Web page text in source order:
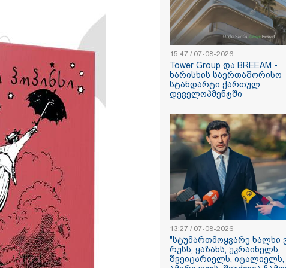
თბილისი - ბუდაპეშტი
1328.20 ლარიდან
თბილისი - რომი 894.40
"საიდან იცის, მან
სინამდვილეში რა
ხდებოდა... აფხაზეთის
ომში თუ არ ვცდები
სამჯერ არის ნამყოფი,
არც ერთხელ 10 დღეს არ
რუსს,
15:47 / 07-08-2026
Tower Group და BREEAM -
ხარისხის საერთაშორისო
სტანდარტი ქართულ
დეველოპმენტში
13:27 / 07-08-2026
"სტუმართმოყვარე ხალხი
რუსს, ყაზახს, უკრაინელს,
შვეიცარიელს, იტალიელს,